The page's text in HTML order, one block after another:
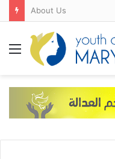
About Us
Menu